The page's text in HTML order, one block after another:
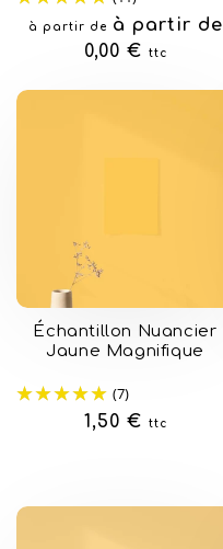
Prix
habituel
à partir de
à partir de
0,00 €
ttc
Échantillon Nuancier
Jaune Magnifique
(7)
Prix
1,50 € ttc